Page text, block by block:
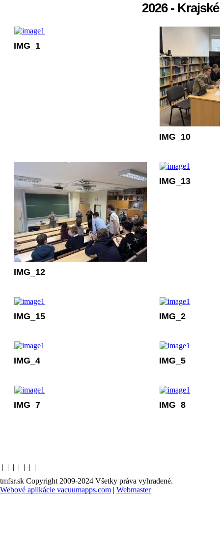
2026 -
IMG_1
IMG_10
IMG_12
IMG_13
IMG_15 IMG_2
IMG_4 IMG_5
IMG_7 IMG_8
| | | | | | |
tmfsr.sk Copyright 2009-2024 Všetky práva vyhradené.
Webové aplikácie vacuumapps.com | Webmaster